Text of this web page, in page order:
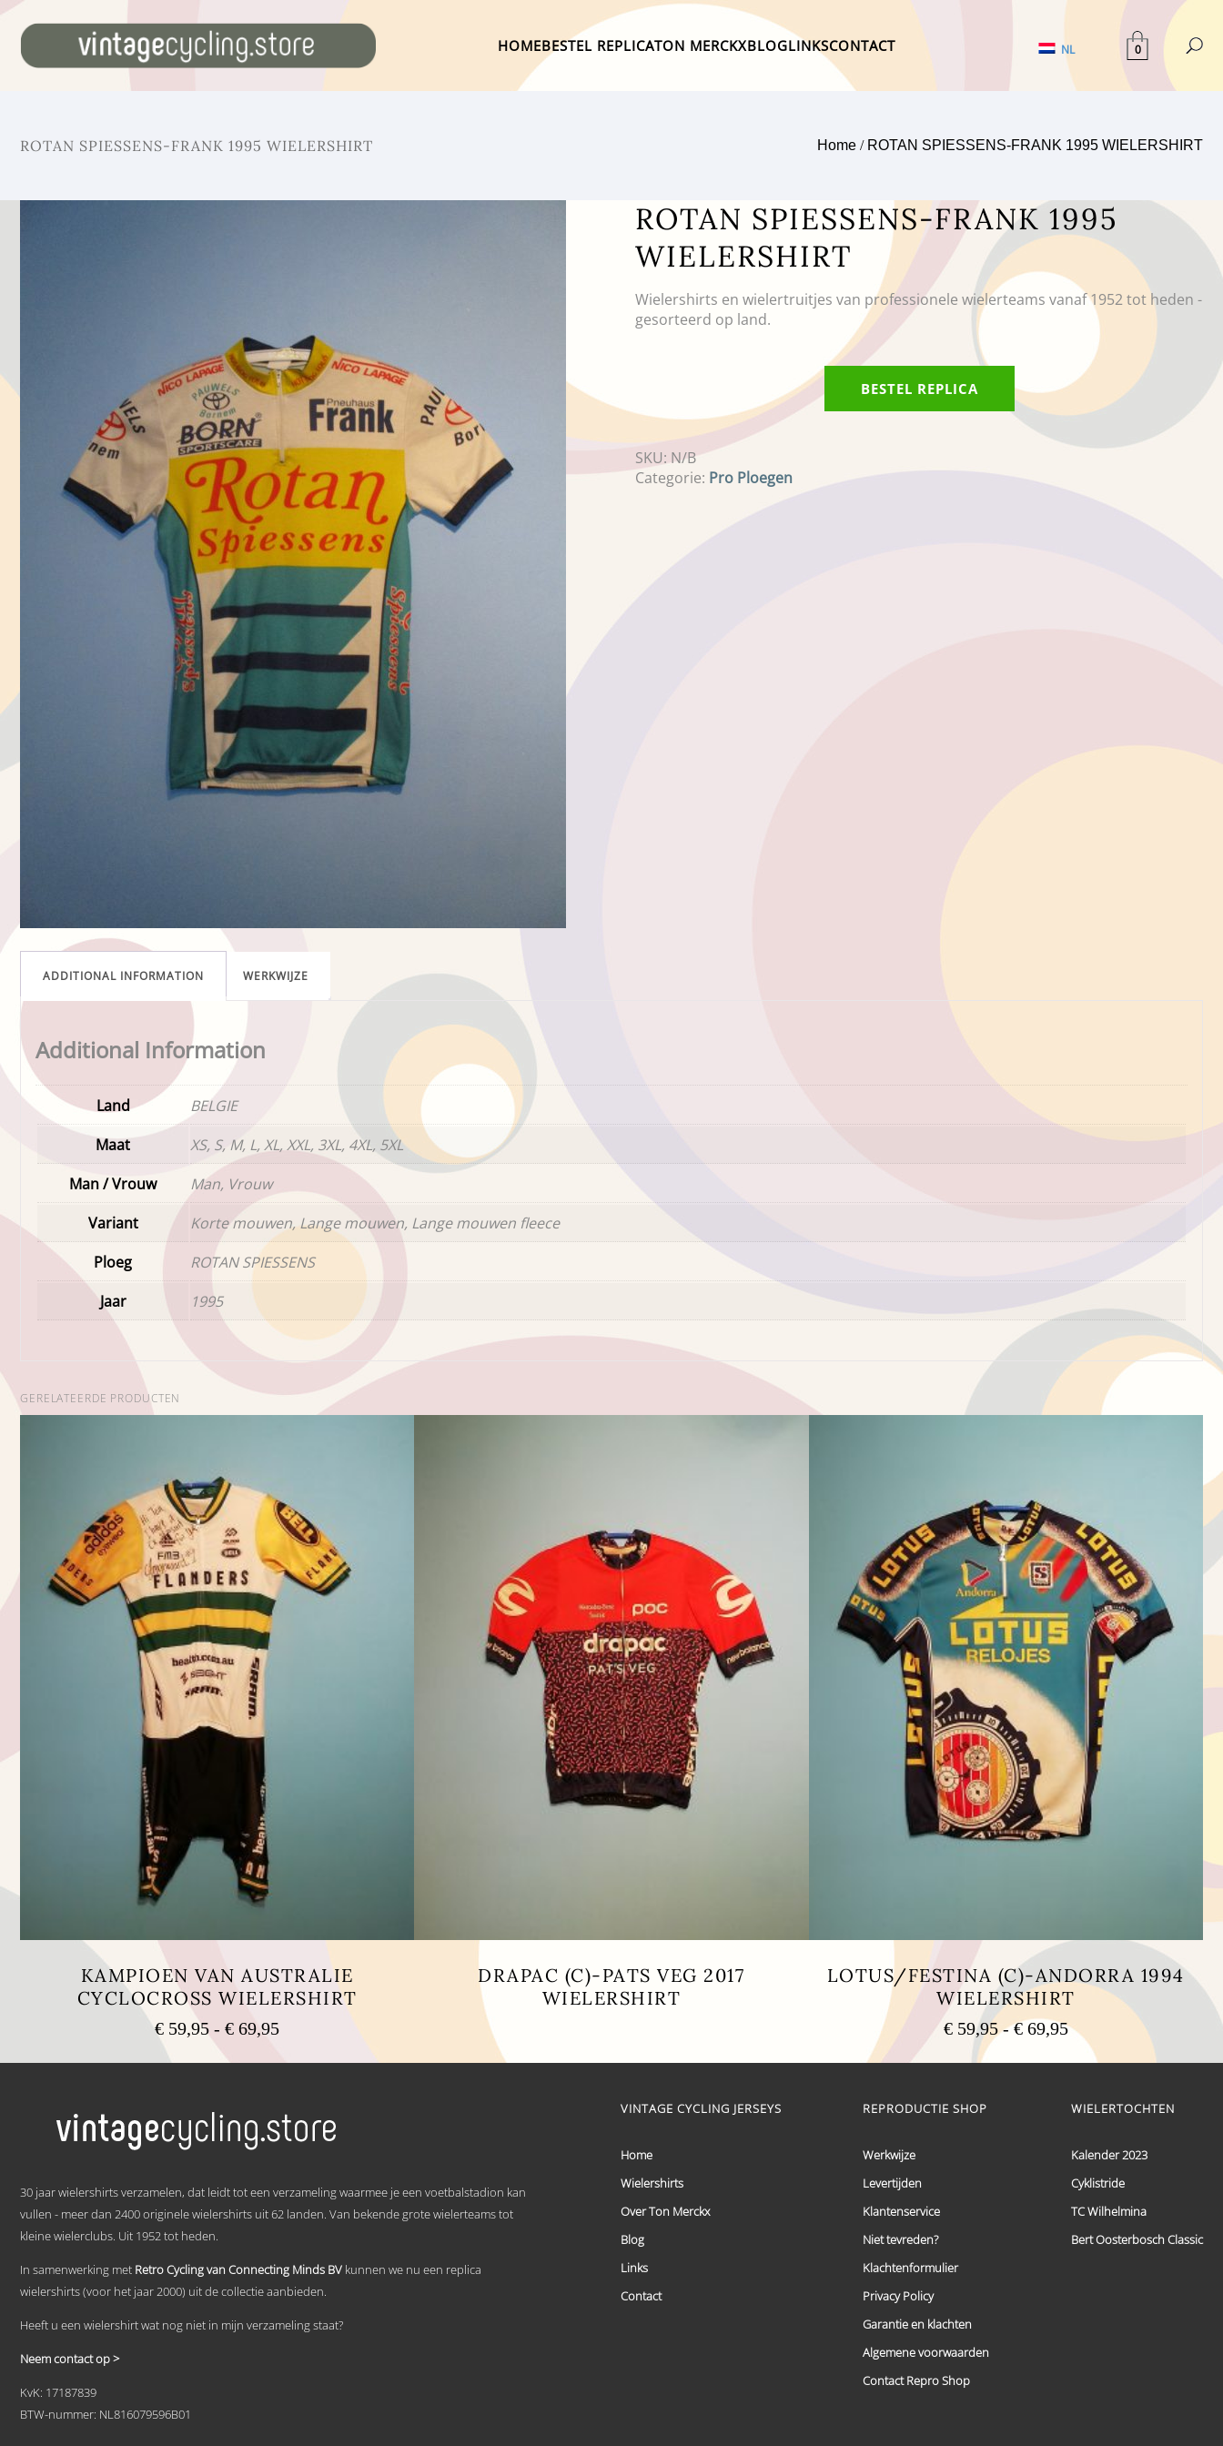
HOMEBESTEL REPLICATON MERCKXBLOGLINKSCONTACT NL 0
ROTAN SPIESSENS-FRANK 1995 WIELERSHIRT Home / ROTAN SPIESSENS-FRANK 1995 WIELERSHIRT
ROTAN SPIESSENS-FRANK 1995
WIELERSHIRT
Wielershirts en wielertruitjes van professionele wielerteams vanaf 1952 tot heden -
gesorteerd op land.
BESTEL REPLICA
SKU: N/B
Categorie: Pro Ploegen
ADDITIONAL INFORMATION WERKWIJZE
Additional Information
Land
BELGIE
Maat
XS, S, M, L, XL, XXL, 3XL, 4XL, 5XL
Man / Vrouw
Man, Vrouw
Variant
Korte mouwen, Lange mouwen, Lange mouwen fleece
Ploeg
ROTAN SPIESSENS
Jaar
1995
GERELATEERDE PRODUCTEN
KAMPIOEN VAN AUSTRALIE
CYCLOCROSS WIELERSHIRT
€ 59,95 - € 69,95Prijsklasse:
tot
Dit
variaties.
Deze
gekozen
op
de
DRAPAC (C)-PATS VEG 2017
WIELERSHIRT
Deze
gekozen
op
de
LOTUS/FESTINA (C)-ANDORRA 1994
WIELERSHIRT
€59,95 - €69,95Prijsklasse:
€ 59,95
tot
30 jaar wielershirts verzamelen, dat leidt tot een verzameling waarmee je een voetbalstadion kan
vullen - meer dan 2400 originele wielershirts uit 62 landen. Van bekende grote wielerteams tot
kleine wielerclubs. Uit 1952 tot heden.
In samenwerking met Retro Cycling van Connecting Minds BV kunnen we nu een replica
wielershirts (voor het jaar 2000) uit de collectie aanbieden.
Heeft u een wielershirt wat nog niet in mijn verzameling staat?
Neem contact op >
KvK: 17187839
BTW-nummer: NL816079596B01
VINTAGE CYCLING JERSEYS
Home
Wielershirts
Over Ton Merckx
Blog
Links
Contact
REPRODUCTIE SHOP
Werkwijze
Levertijden
Klantenservice
Niet tevreden?
Klachtenformulier
Privacy Policy
Garantie en klachten
Algemene voorwaarden
Contact Repro Shop
WIELERTOCHTEN
Kalender 2023
Cyklistride
TC Wilhelmina
Bert Oosterbosch Classic